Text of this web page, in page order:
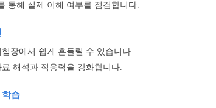
통해 실제 이해 여부를 점검합니다.
장에서 쉽게 흔들릴 수 있습니다.
해석과 적용력을 강화합니다.
습